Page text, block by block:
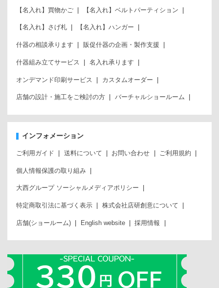
【名入れ】買物かご 【名入れ】ベルトパーティション
【名入れ】さげ札 【名入れ】ハンガー
什器の相談承ります 販促什器の企画・製作支援
什器組み立てサービス 名入れ承ります
オンデマンド印刷サービス カスタムオーダー
店舗の設計・施工をご検討の方 バーチャルショールーム
インフォメーション
ご利用ガイド 送料について お問い合わせ ご利用規約
個人情報保護の取り組み
大西グループ ソーシャルメディアポリシー
特定商取引法に基づく表示 株式会社店研創意について
店舗(ショールーム) English website 採用情報